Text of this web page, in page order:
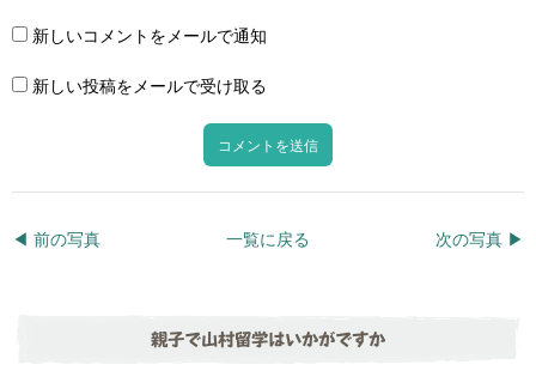
新しいコメントをメールで通知
新しい投稿をメールで受け取る
◀︎ 前の写真 次の写真 ▶︎
一覧に戻る
親子で山村留学はいかがですか